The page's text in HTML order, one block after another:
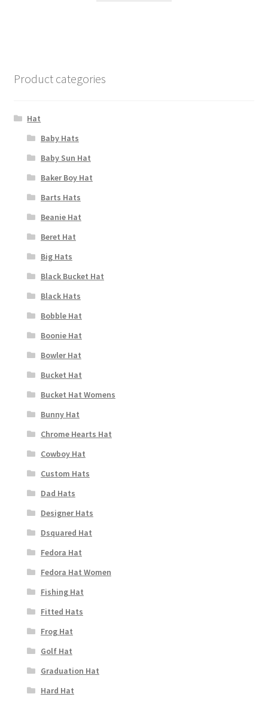
Product categories
Hat
Baby Hats
Baby Sun Hat
Baker Boy Hat
Barts Hats
Beanie Hat
Beret Hat
Big Hats
Black Bucket Hat
Black Hats
Bobble Hat
Boonie Hat
Bowler Hat
Bucket Hat
Bucket Hat Womens
Bunny Hat
Chrome Hearts Hat
Cowboy Hat
Custom Hats
Dad Hats
Designer Hats
Dsquared Hat
Fedora Hat
Fedora Hat Women
Fishing Hat
Fitted Hats
Frog Hat
Golf Hat
Graduation Hat
Hard Hat